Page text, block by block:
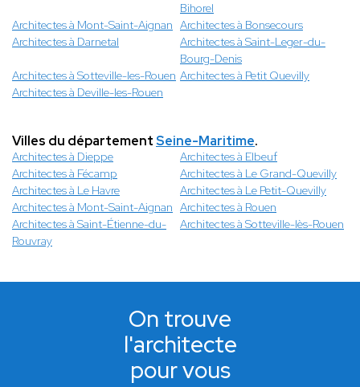
Bihorel
Architectes à Mont-Saint-Aignan Architectes à Bonsecours
Architectes à Darnetal
Architectes à Saint-Leger-du-
Bourg-Denis
Architectes à Sotteville-les-Rouen Architectes à Petit Quevilly
Architectes à Deville-les-Rouen
Villes du départementSeine-Maritime.
Architectes à Dieppe
Architectes à Elbeuf
Architectes à Fécamp
Architectes à Le Grand-Quevilly
Architectes à Le Havre
Architectes à Le Petit-Quevilly
Architectes à Mont-Saint-Aignan Architectes à Rouen
Architectes à Saint-Étienne-du-
Rouvray
Architectes à Sotteville-lès-Rouen
On trouve
l'architecte
pour vous